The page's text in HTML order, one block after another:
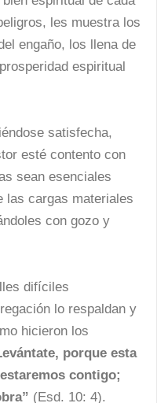
les muestra los
engaño, los llena de
espiritual
satisfecha,
esté contento con
sean esenciales
las cargas materiales
con gozo y
difíciles
lo respaldan y
hicieron los
porque esta
contigo;
(Esd. 10: 4).